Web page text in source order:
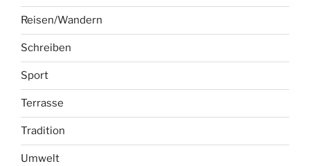
Reisen/Wandern
Schreiben
Sport
Terrasse
Tradition
Umwelt